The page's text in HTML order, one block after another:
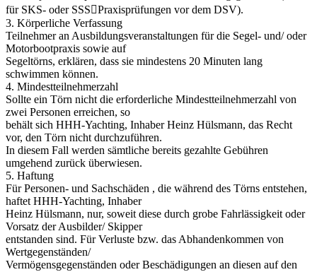
für SKS- oder SSS￾Praxisprüfungen vor dem DSV).
3. Körperliche Verfassung
Teilnehmer an Ausbildungsveranstaltungen für die Segel- und/ oder
Motorbootpraxis sowie auf
Segeltörns, erklären, dass sie mindestens 20 Minuten lang
schwimmen können.
4. Mindestteilnehmerzahl
Sollte ein Törn nicht die erforderliche Mindestteilnehmerzahl von
zwei Personen erreichen, so
behält sich HHH-Yachting, Inhaber Heinz Hülsmann, das Recht
vor, den Törn nicht durchzuführen.
In diesem Fall werden sämtliche bereits gezahlte Gebühren
umgehend zurück überwiesen.
5. Haftung
Für Personen- und Sachschäden , die während des Törns entstehen,
haftet HHH-Yachting, Inhaber
Heinz Hülsmann, nur, soweit diese durch grobe Fahrlässigkeit oder
Vorsatz der Ausbilder/ Skipper
entstanden sind. Für Verluste bzw. das Abhandenkommen von
Wertgegenständen/
Vermögensgegenständen oder Beschädigungen an diesen auf den